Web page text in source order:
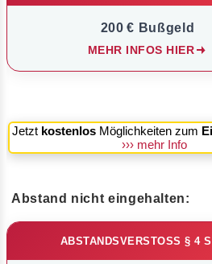
200 € Bußgeld
MEHR INFOS HIER
Jetzt kostenlos Möglichkeiten zum
››› mehr Info
Abstand nicht eingehalten:
ABSTANDSVERSTOSS § 4